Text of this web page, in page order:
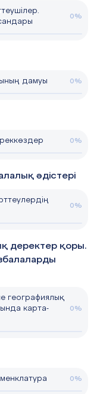
0%
дамуы 0%
0%
әдістері
0%
деректер қоры.
географиялық
карта-
0%
0%